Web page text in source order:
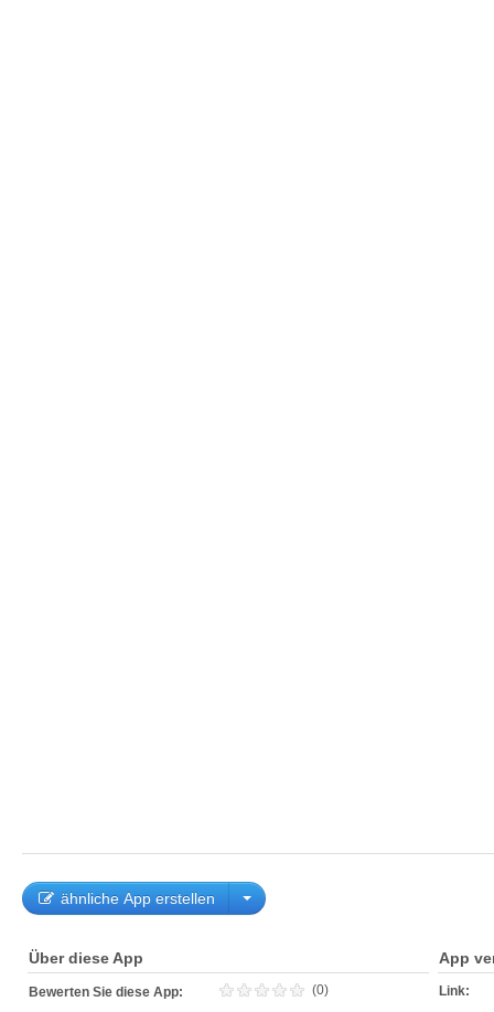
ähnliche App erstellen
Über diese App
Bewerten Sie diese App: (0)
App
Link: